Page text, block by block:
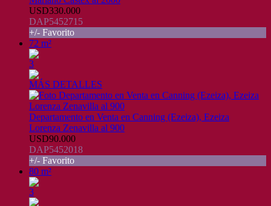
USD330.000
DAP5452715
+/- Favorito
72 m²
3
MÁS DETALLES
Departamento en Venta en Canning (Ezeiza), Ezeiza
Lorenza Zenavilla al 900
USD90.000
DAP5452018
+/- Favorito
80 m²
3